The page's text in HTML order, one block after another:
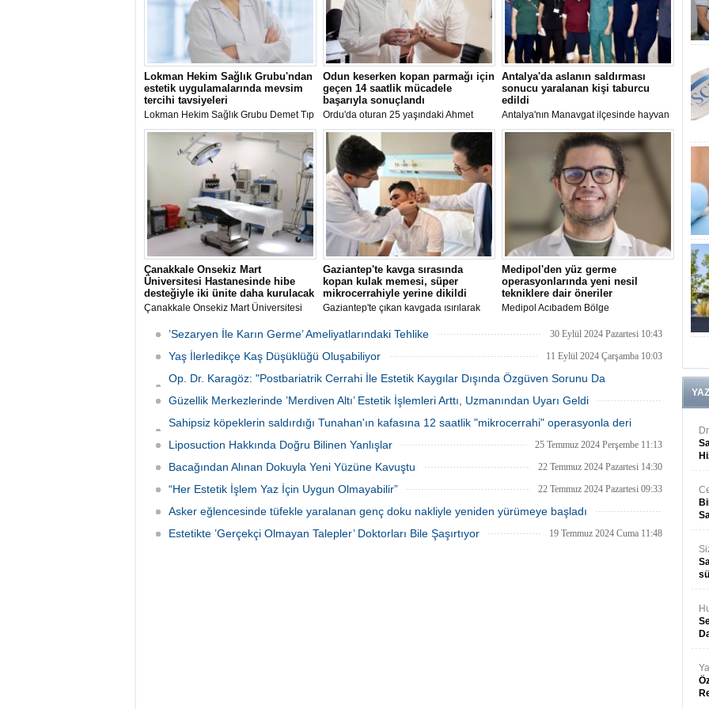
Lokman Hekim Sağlık Grubu'ndan
estetik uygulamalarında mevsim
tercihi tavsiyeleri
Lokman Hekim Sağlık Grubu Demet Tıp
Merkezi Medikal Estetik Bölümü'nden
Dr. Ayşe Naz Kara, medikal estetik
uygulamalarında sonbahar ve kış
mevsiminin tercih edilmesi tavsiyesinde
Odun keserken kopan parmağı için
geçen 14 saatlik mücadele
başarıyla sonuçlandı
Ordu'da oturan 25 yaşındaki Ahmet
Cemal Günindi'nin odun keserken
kopan başparmağı, Karadeniz Teknik
Üniversitesi (KTÜ) Tıp Fakültesi Farabi
Hastanesinde yapılan ameliyatla 14
saat sonra yerine dikildi.
Antalya'da aslanın saldırması
sonucu yaralanan kişi taburcu
edildi
Antalya'nın Manavgat ilçesinde hayvan
parkından kaçan aslanın saldırması
sonucu yaralanan Süleyman Kır,
hastanedeki tedavisinin ardından
taburcu edildi.
Çanakkale Onsekiz Mart
Üniversitesi Hastanesinde hibe
desteğiyle iki ünite daha kurulacak
Çanakkale Onsekiz Mart Üniversitesi
Mikrocerrahi Ünitesi ile Yara ve Yanık
Tedavi Ünitesi kurulacak.
Gaziantep'te kavga sırasında
kopan kulak memesi, süper
mikrocerrahiyle yerine dikildi
Gaziantep'te çıkan kavgada ısırılarak
mikrocerrahi yöntemiyle başarılı şekilde
yerine dikildi.
Medipol'den yüz germe
operasyonlarında yeni nesil
tekniklere dair öneriler
Medipol Acıbadem Bölge
Cerrahi Uzmanı Dr. Öğr. Üyesi Burak
operasyonlarında yeni nesil tekniklerle
mümkün olduğunu bildirdi.
’Sezaryen İle Karın Germe’ Ameliyatlarındaki Tehlike 30 Eylül 2024 Pazartesi 10:43
Yaş İlerledikçe Kaş Düşüklüğü Oluşabiliyor 11 Eylül 2024 Çarşamba 10:03
Op. Dr. Karagöz: "Postbariatrik Cerrahi İle Estetik Kaygılar Dışında Özgüven Sorunu Da
Giderilebilir”
Güzellik Merkezlerinde ’Merdiven Altı’ Estetik İşlemleri Arttı, Uzmanından Uyarı Geldi
07 Ağustos 2024 Çarşamba 12:08
Sahipsiz köpeklerin saldırdığı Tunahan'ın kafasına 12 saatlik "mikrocerrahi" operasyonla deri
nakli
Liposuction Hakkında Doğru Bilinen Yanlışlar 25 Temmuz 2024 Perşembe 11:13
Bacağından Alınan Dokuyla Yeni Yüzüne Kavuştu 22 Temmuz 2024 Pazartesi 14:30
“Her Estetik İşlem Yaz İçin Uygun Olmayabilir” 22 Temmuz 2024 Pazartesi 09:33
Asker eğlencesinde tüfekle yaralanan genç doku nakliyle yeniden yürümeye başladı
20 Temmuz 2024 Cumartesi 11:53
Estetikte ’Gerçekçi Olmayan Talepler’ Doktorları Bile Şaşırtıyor 19 Temmuz 2024 Cuma 11:48